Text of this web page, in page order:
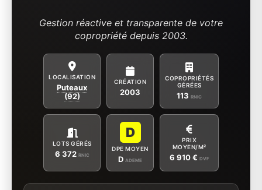
Gestion réactive et transparente de votre
copropriété depuis 2003.
LOCALISATION
Puteaux
(92)
CRÉATION
2003
COPROPRIÉTÉS
GÉRÉES
113 RNIC
LOTS GÉRÉS
6 372 RNIC
D
DPE MOYEN
D ADEME
PRIX
MOYEN/M²
6 910 € DVF